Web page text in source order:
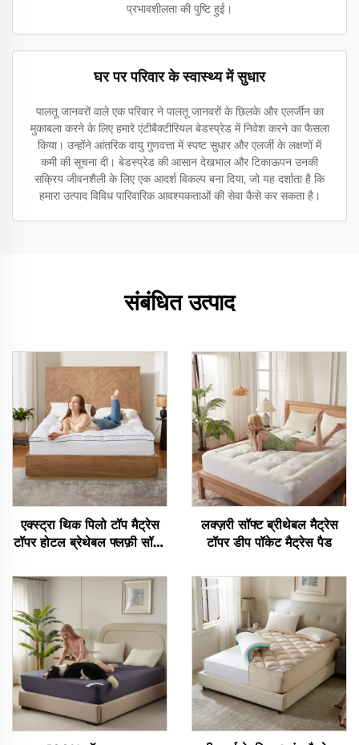
प्रभावशीलता की पुष्टि हुई।
घर पर परिवार के स्वास्थ्य में सुधार
पालतू जानवरों वाले एक परिवार ने पालतू जानवरों के छिलके और एलर्जीन का
मुकाबला करने के लिए हमारे एंटीबैक्टीरियल बेडस्प्रेड में निवेश करने का फैसला
किया। उन्होंने आंतरिक वायु गुणवत्ता में स्पष्ट सुधार और एलर्जी के लक्षणों में
कमी की सूचना दी। बेडस्प्रेड की आसान देखभाल और टिकाऊपन उनकी
सक्रिय जीवनशैली के लिए एक आदर्श विकल्प बना दिया, जो यह दर्शाता है कि
हमारा उत्पाद विविध पारिवारिक आवश्यकताओं की सेवा कैसे कर सकता है।
संबंधित उत्पाद
एक्स्ट्रा थिक पिलो टॉप मैट्रेस
टॉपर होटल ब्रेथेबल फ्लफ़ी सॉफ्ट
स्ट्रेच के साथ
लक्ज़री सॉफ्ट ब्रीथेबल मैट्रेस
टॉपर डीप पॉकेट मैट्रेस पैड